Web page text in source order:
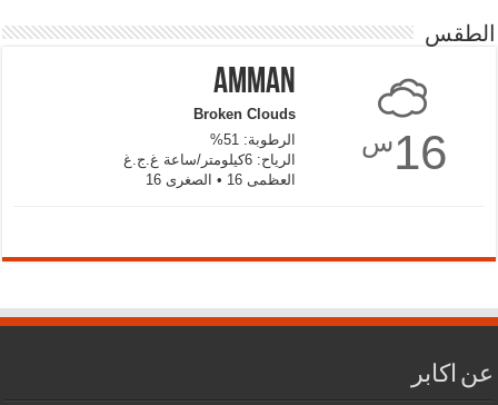
الطقس
16س
Amman
Broken Clouds
الرطوبة: 51%
الرياح: 6كيلومتر/ساعة غ.ج.غ
العظمى 16 • الصغرى 16
عن اكابر